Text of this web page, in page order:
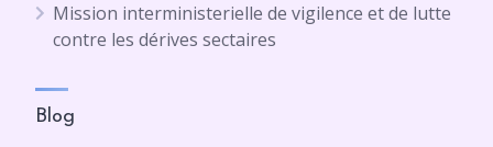
Mission interministerielle de vigilence et de lutte
contre les dérives sectaires
Blog